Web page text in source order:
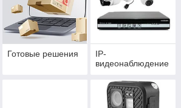
Готовые решения
IP-
видеонаблюдение